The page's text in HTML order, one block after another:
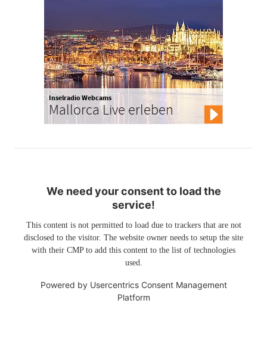
Inselradio Webcams
Mallorca Live erleben
We need your consent to load the
service!
This content is not permitted to load due to trackers that are not
disclosed to the visitor. The website owner needs to setup the site
with their CMP to add this content to the list of technologies
used.
Powered by Usercentrics Consent Management
Platform